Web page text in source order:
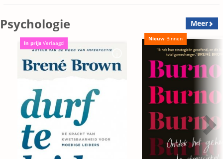
Psychologie Meer
In prijs Verlaagd
Nieuw Binnen